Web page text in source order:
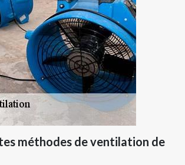
méthodes de ventilation de